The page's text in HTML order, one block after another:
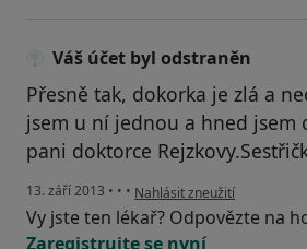
Váš účet byl odstraněn
Přesně tak, dokorka je zlá a
jsem u ní jednou a hned jsem
pani doktorce
13. září 2013 • • • podle názoru uživatele Váš
Nahlásit zneužití
Vy jste ten lékař? Odpovězte na
Zaregistrujte se nyní